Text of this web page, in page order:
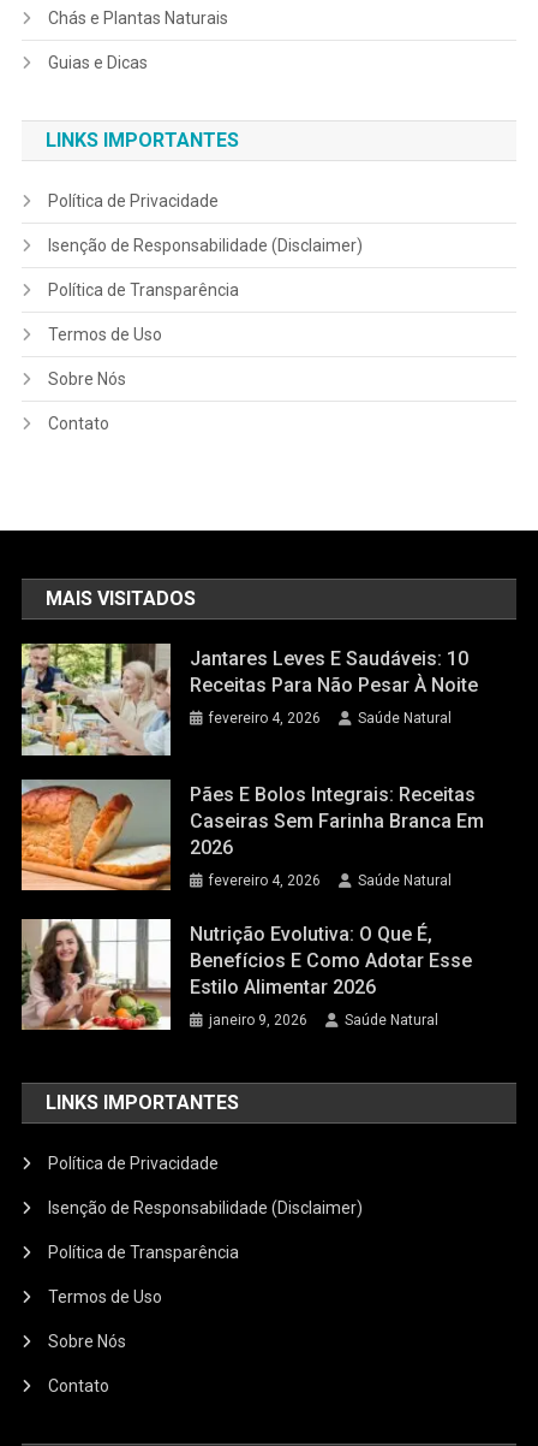
Chás e Plantas Naturais
Guias e Dicas
LINKS IMPORTANTES
Política de Privacidade
Isenção de Responsabilidade (Disclaimer)
Política de Transparência
Termos de Uso
Sobre Nós
Contato
MAIS VISITADOS
Jantares Leves E Saudáveis: 10
Receitas Para Não Pesar À Noite
fevereiro 4, 2026 Saúde Natural
Pães E Bolos Integrais: Receitas
Caseiras Sem Farinha Branca Em
2026
fevereiro 4, 2026 Saúde Natural
Nutrição Evolutiva: O Que É,
Benefícios E Como Adotar Esse
Estilo Alimentar 2026
janeiro 9, 2026 Saúde Natural
LINKS IMPORTANTES
Política de Privacidade
Isenção de Responsabilidade (Disclaimer)
Política de Transparência
Termos de Uso
Sobre Nós
Contato